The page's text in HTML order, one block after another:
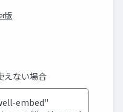
版
えない場合